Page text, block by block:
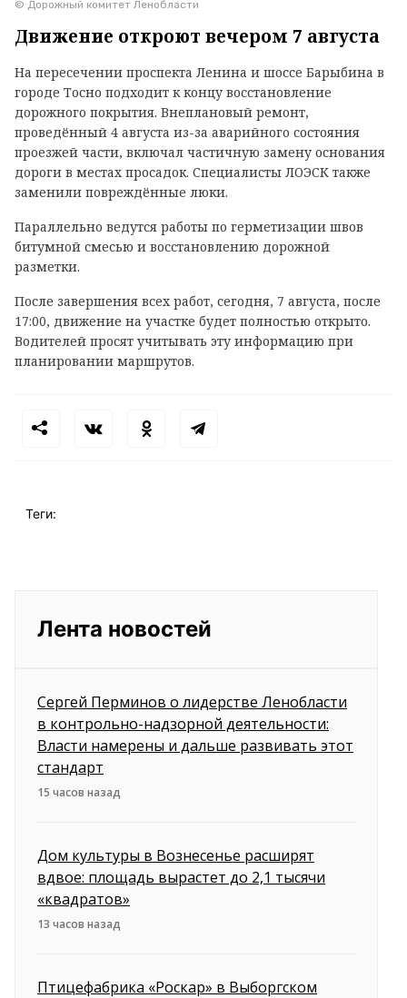
© Дорожный комитет Ленобласти
Движение откроют вечером 7 августа
На пересечении проспекта Ленина и шоссе Барыбина в
городе Тосно подходит к концу восстановление
дорожного покрытия. Внеплановый ремонт,
проведённый 4 августа из-за аварийного состояния
проезжей части, включал частичную замену основания
дороги в местах просадок. Специалисты ЛОЭСК также
заменили повреждённые люки.
Параллельно ведутся работы по герметизации швов
битумной смесью и восстановлению дорожной
разметки.
После завершения всех работ, сегодня, 7 августа, после
17:00, движение на участке будет полностью открыто.
Водителей просят учитывать эту информацию при
планировании маршрутов.
Теги:
Лента новостей
Сергей Перминов о лидерстве Ленобласти
в контрольно-надзорной деятельности:
Власти намерены и дальше развивать этот
стандарт
15 часов назад
Дом культуры в Вознесенье расширят
вдвое: площадь вырастет до 2,1 тысячи
«квадратов»
13 часов назад
Птицефабрика «Роскар» в Выборгском